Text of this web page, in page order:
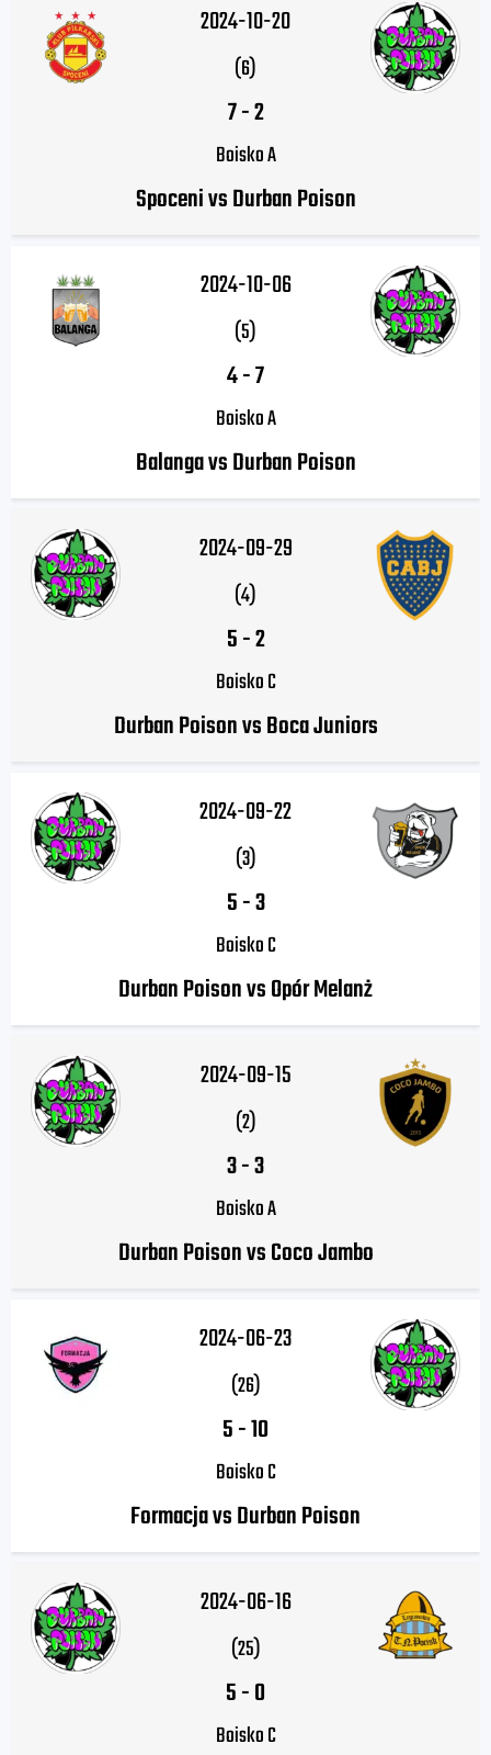
2024-10-20
(6)
7-2
Boisko A
Spoceni vs Durban Poison
2024-10-06
(5)
4-7
Boisko A
Balanga vs Durban Poison
2024-09-29
(4)
5-2
Boisko C
Durban Poison vs Boca Juniors
2024-09-22
(3)
5-3
Boisko C
Durban Poison vs Opór Melanż
2024-09-15
(2)
3-3
Boisko A
Durban Poison vs Coco Jambo
2024-06-23
(26)
5-10
Boisko C
Formacja vs Durban Poison
2024-06-16
(25)
5-0
Boisko C